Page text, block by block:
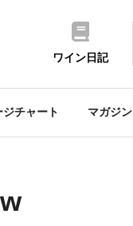
ワイン日記
チャート マガジン
w